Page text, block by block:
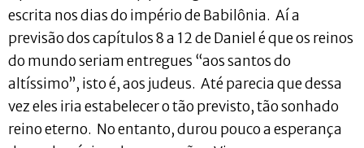
escrita nos dias do império de Babilônia. Aí a
previsão dos capítulos 8 a 12 de Daniel é que os reinos
do mundo seriam entregues “aos santos do
altíssimo”, isto é, aos judeus. Até parecia que dessa
vez eles iria estabelecer o tão previsto, tão sonhado
reino eterno. No entanto, durou pouco a esperança